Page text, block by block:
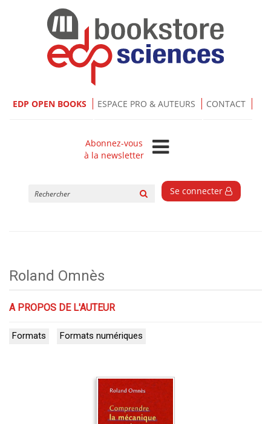
EDP OPEN BOOKS ESPACE PRO & AUTEURS CONTACT
Abonnez-vous
à la newsletter
Se connecter
Roland Omnès
A PROPOS DE L'AUTEUR
Formats Formats numériques